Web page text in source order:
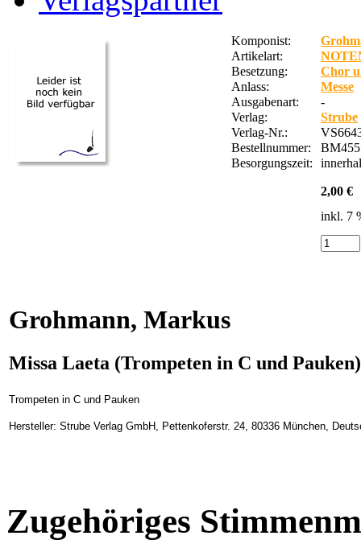
Komponist:
Artikelart:
Besetzung:
Chor
Anlass:
Messe
Ausgabenart:
-
Verlag:
Strube
Verlag-Nr.:
Bestellnummer:
Besorgungszeit:
2,00 €
inkl. 7
Grohmann, Markus
Missa Laeta (Trompeten in C und Pauken)
Trompeten in C und Pauken
Hersteller: Strube Verlag GmbH, Pettenkoferstr. 24, 80336 München,
Zugehöriges